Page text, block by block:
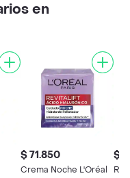
en
$ 71.850
Crema Noche L'Oréal
$